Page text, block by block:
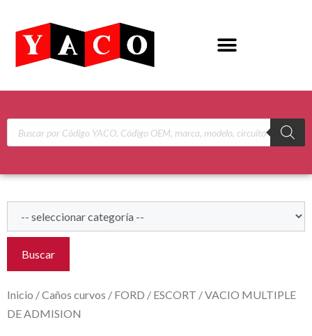
Buscar
Inicio /Caños curvos / FORD / ESCORT / VACIO MULTIPLE
DE ADMISION